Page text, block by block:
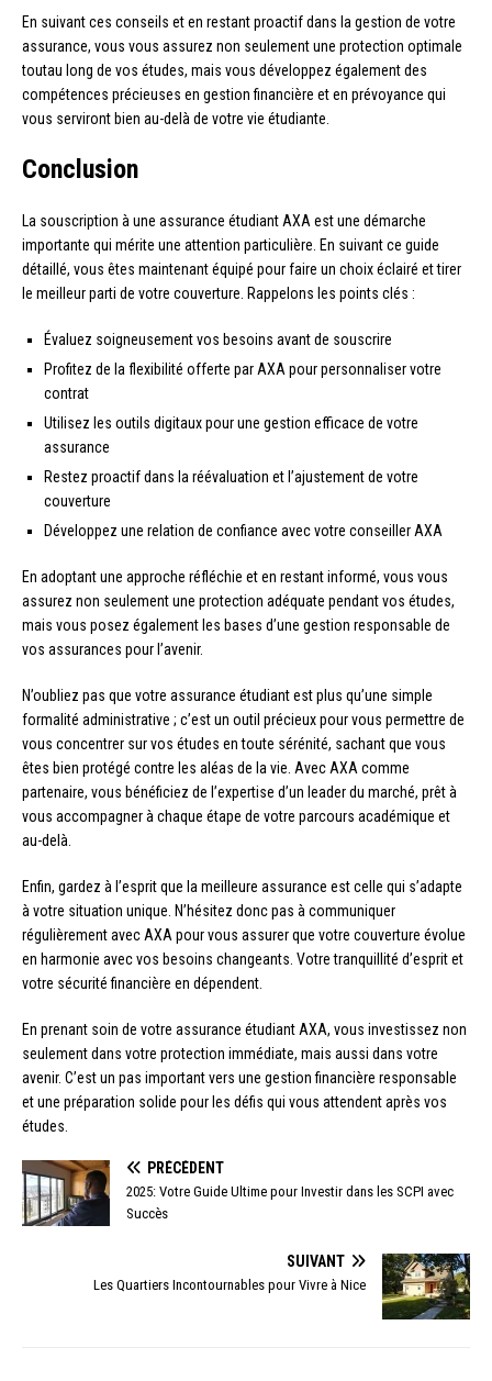
En suivant ces conseils et en restant proactif dans la gestion de votre
assurance, vous vous assurez non seulement une protection optimale
toutau long de vos études, mais vous développez également des
compétences précieuses en gestion financière et en prévoyance qui
vous serviront bien au-delà de votre vie étudiante.
Conclusion
La souscription à une assurance étudiant AXA est une démarche
importante qui mérite une attention particulière. En suivant ce guide
détaillé, vous êtes maintenant équipé pour faire un choix éclairé et tirer
le meilleur parti de votre couverture. Rappelons les points clés :
Évaluez soigneusement vos besoins avant de souscrire
Profitez de la flexibilité offerte par AXA pour personnaliser votre
contrat
Utilisez les outils digitaux pour une gestion efficace de votre
assurance
Restez proactif dans la réévaluation et l’ajustement de votre
couverture
Développez une relation de confiance avec votre conseiller AXA
En adoptant une approche réfléchie et en restant informé, vous vous
assurez non seulement une protection adéquate pendant vos études,
mais vous posez également les bases d’une gestion responsable de
vos assurances pour l’avenir.
N’oubliez pas que votre assurance étudiant est plus qu’une simple
formalité administrative ; c’est un outil précieux pour vous permettre de
vous concentrer sur vos études en toute sérénité, sachant que vous
êtes bien protégé contre les aléas de la vie. Avec AXA comme
partenaire, vous bénéficiez de l’expertise d’un leader du marché, prêt à
vous accompagner à chaque étape de votre parcours académique et
au-delà.
Enfin, gardez à l’esprit que la meilleure assurance est celle qui s’adapte
à votre situation unique. N’hésitez donc pas à communiquer
régulièrement avec AXA pour vous assurer que votre couverture évolue
en harmonie avec vos besoins changeants. Votre tranquillité d’esprit et
votre sécurité financière en dépendent.
En prenant soin de votre assurance étudiant AXA, vous investissez non
seulement dans votre protection immédiate, mais aussi dans votre
avenir. C’est un pas important vers une gestion financière responsable
et une préparation solide pour les défis qui vous attendent après vos
études.
PRÉCÉDENT
2025: Votre Guide Ultime pour Investir dans les SCPI avec
Succès
SUIVANT
Les Quartiers Incontournables pour Vivre à Nice